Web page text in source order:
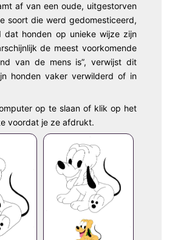
af van een oude, uitgestorven
soort die werd gedomesticeerd,
dat honden op unieke wijze zijn
de meest voorkomende
van de mens is”, verwijst dit
honden vaker verwilderd of in
op te slaan of klik op het
voordat je ze afdrukt.